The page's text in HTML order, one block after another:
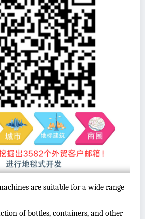
are suitable for a wide range
of bottles, containers, and other